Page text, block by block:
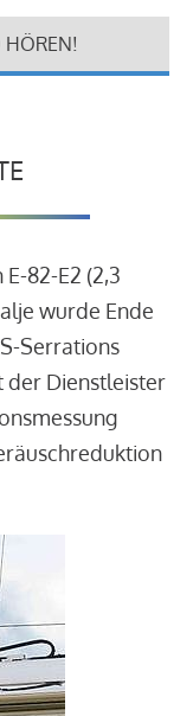
HÖREN!
82-E2 (2,3
wurde Ende
Serrations
der Dienstleister